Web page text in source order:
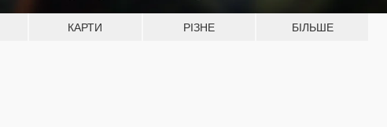
КАРТИ РІЗНЕ БІЛЬШЕ